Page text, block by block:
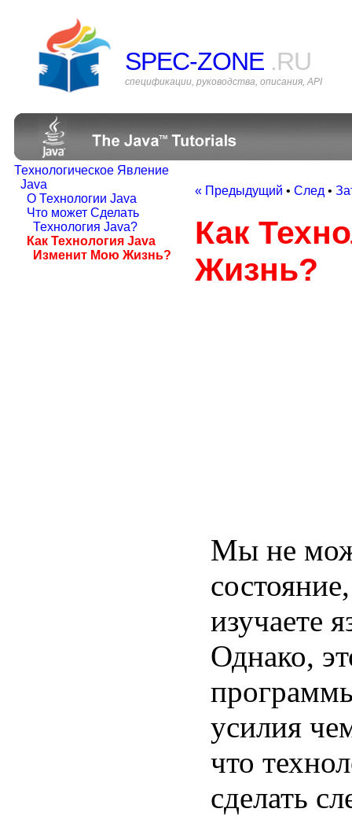
SPEC-ZONE .RU
спецификации, руководства, описания, API
Технологическое Явление
Java
О Технологии Java
Что может Сделать
Технология Java?
Как Технология Java
Изменит Мою Жизнь?
« Предыдущий • След •
Как
Жизнь?
Мы не
изучаете
Однако,
усилия
что
сделать